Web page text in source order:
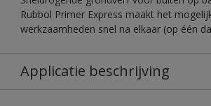
Rubbol Primer Express maakt het
werkzaamheden snel na elkaar (op één
Applicatie beschrijving